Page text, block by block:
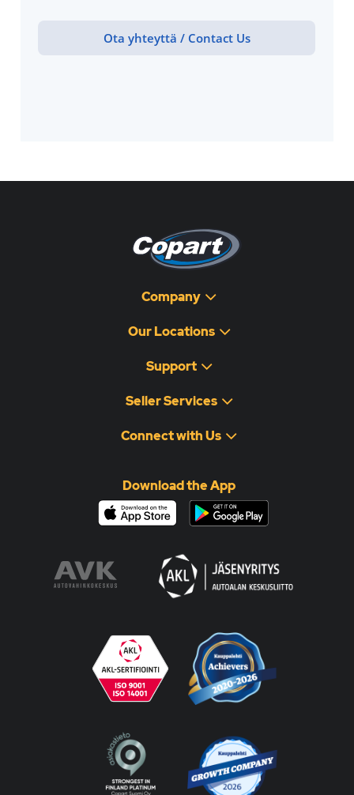
Ota yhteyttä / Contact Us
Company
Our Locations
Support
Seller Services
Connect with Us
Download the App